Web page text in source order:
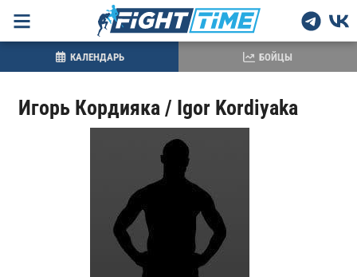
Игорь Кордияка / Igor Kordiyaka
КАЛЕНДАРЬ БОЙЦЫ